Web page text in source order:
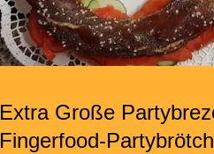
Extra Große
Fingerfood-